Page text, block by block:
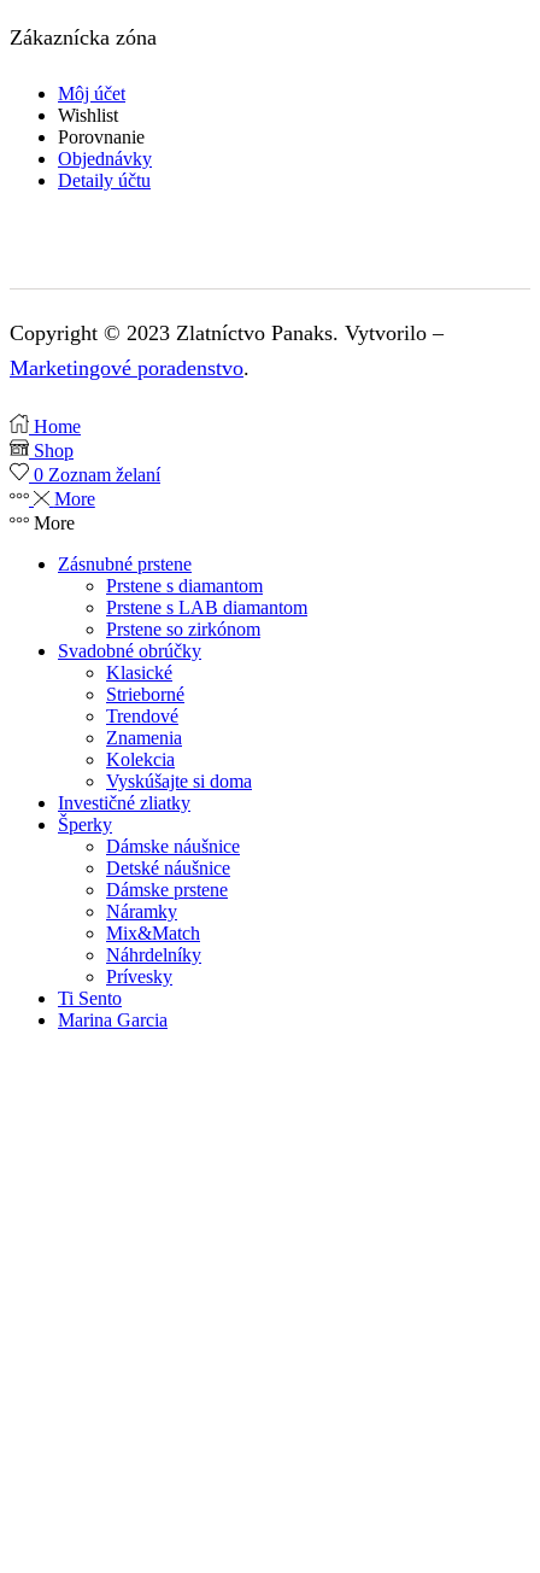
Zákaznícka zóna
Môj účet
Wishlist
Porovnanie
Objednávky
Detaily účtu
Copyright © 2023 Zlatníctvo Panaks. Vytvorilo –
Marketingové poradenstvo.
Home
Shop
0 Zoznam želaní
More
More
Zásnubné prstene
Prstene s diamantom
Prstene s LAB diamantom
Prstene so zirkónom
Svadobné obrúčky
Klasické
Strieborné
Trendové
Znamenia
Kolekcia
Vyskúšajte si doma
Investičné zliatky
Šperky
Dámske náušnice
Detské náušnice
Dámske prstene
Náramky
Mix&Match
Náhrdelníky
Prívesky
Ti Sento
Marina Garcia